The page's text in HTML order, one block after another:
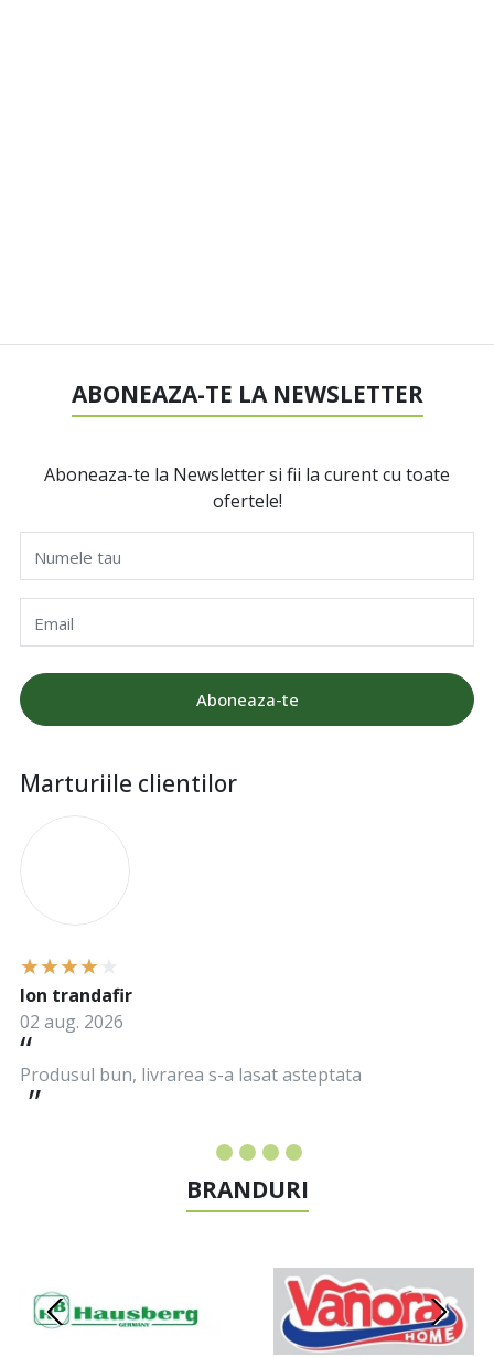
ABONEAZA-TE LA NEWSLETTER
Aboneaza-te la Newsletter si fii la curent cu toate
ofertele!
Numele tau
Email
Aboneaza-te
Marturiile clientilor
Produsul bun, livrarea s-a lasat asteptata
Ion trandafir
02 aug. 2026
BRANDURI